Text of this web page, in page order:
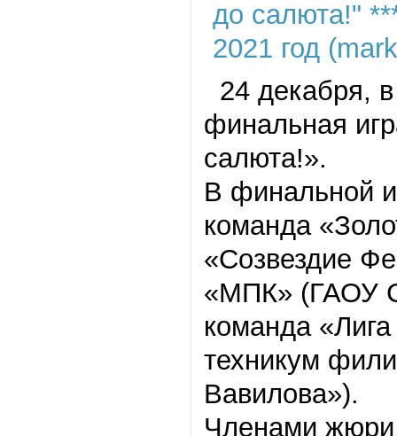
24 декабря,
финальная
салюта!».
В финальной
команда
«Созвездие
«МПК» (ГАОУ
команда
техникум
Вавилова»).
Членами жюри,